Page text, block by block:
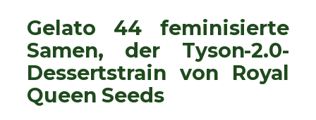
e
e
d
s
–
Gelato 44 feminisierte
Samen, der Tyson-2.0-
Dessertstrain von Royal
Queen Seeds